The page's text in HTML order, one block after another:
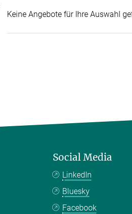
Keine Angebote für Ihre Auswahl
Social Media
LinkedIn
Bluesky
Facebook